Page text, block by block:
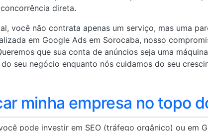
direta.
você não contrata apenas um serviço, mas uma
em Google Ads em Sorocaba, nosso
que sua conta de anúncios seja uma
seu negócio enquanto nós cuidamos do seu
minha empresa no topo
pode investir em SEO (tráfego orgânico) ou em